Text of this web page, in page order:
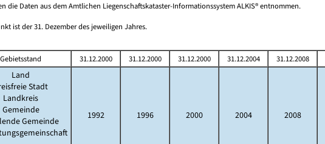
die Daten aus dem Amtlichen Liegenschaftskataster-Informationssystem ALKIS® entnommen.
ist der 31. Dezember des jeweiligen Jahres.
Gebietsstand 31.12.2000 31.12.2000 31.12.2000 31.12.2004 31.12.2008
Land
Stadt
Landkreis
Gemeinde
Gemeinde
1992 1996 2000 2004 2008